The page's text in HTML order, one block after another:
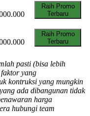
Raih Promo
Terbaru
Raih Promo
Terbaru
pasti (bisa lebih
yang
kontruksi yang mungkin
ada dibangunan tidak
harga
hubungi team